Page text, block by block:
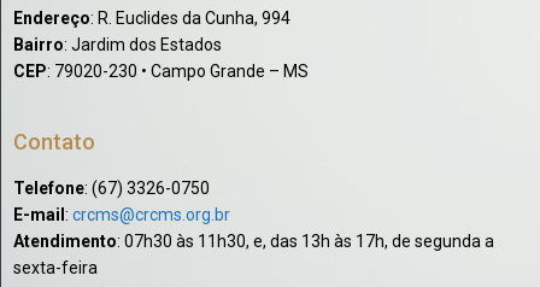
Endereço: R. Euclides da Cunha, 994
Bairro: Jardim dos Estados
CEP: 79020-230 • Campo Grande – MS
Contato
Telefone: (67) 3326-0750​
E-mail: crcms@crcms.org.br
Atendimento: 07h30 às 11h30, e, das 13h às 17h, de segunda a
sexta-feira